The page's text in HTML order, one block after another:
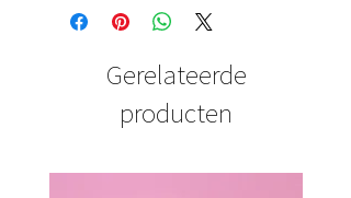
Gerelateerde
producten